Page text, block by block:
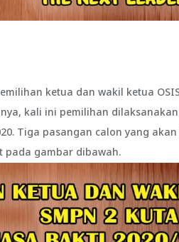
ketua dan wakil ketua
kali ini pemilihan
Tiga pasangan calon yang
pada gambar dibawah.